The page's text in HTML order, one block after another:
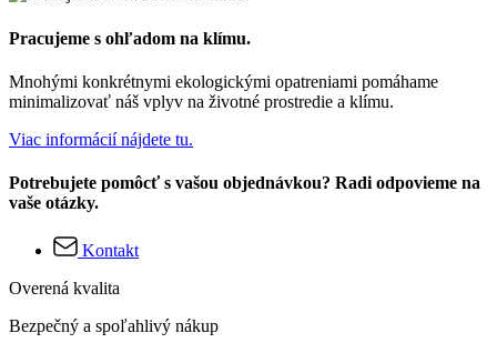
Pracujeme s ohľadom na klímu.
Mnohými konkrétnymi ekologickými opatreniami pomáhame
minimalizovať náš vplyv na životné prostredie a klímu.
Viac informácií nájdete tu.
Potrebujete pomôcť s vašou objednávkou? Radi odpovieme na
vaše otázky.
Kontakt
Overená kvalita
Bezpečný a spoľahlivý nákup